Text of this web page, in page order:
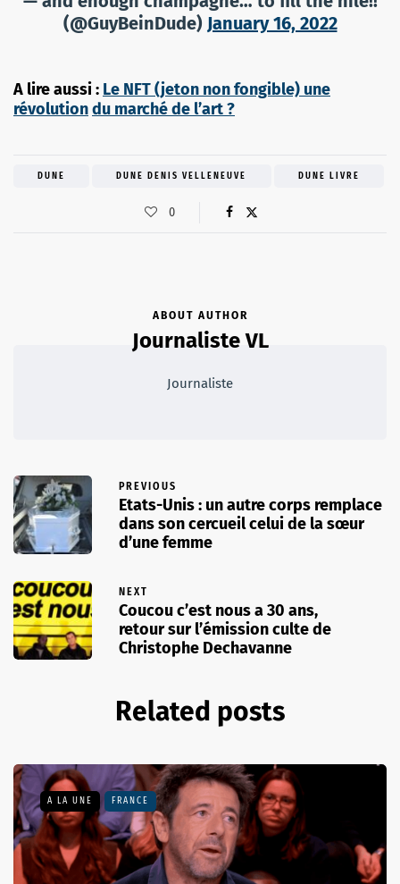
(@GuyBeinDude) January 16, 2022
A lire aussi : Le NFT (jeton non fongible) une
révolutiondu marché de l’art ?
DUNE DUNE DENIS VELLENEUVE DUNE LIVRE
0
ABOUT AUTHOR
Journaliste VL
Journaliste
PREVIOUS
Etats-Unis : un autre corps remplace
dans son cercueil celui de la sœur
d’une femme
NEXT
Coucou c’est nous a 30 ans,
retour sur l’émission culte de
Christophe Dechavanne
Related posts
A LA UNE FRANCE